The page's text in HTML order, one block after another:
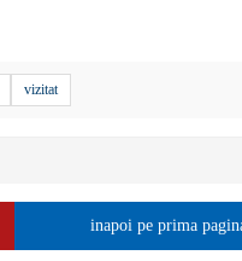
vizitat
inapoi pe prima